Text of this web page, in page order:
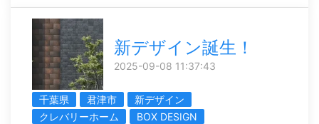
新デザイン誕生！
2025-09-08 11:37:43
千葉県 君津市
新デザイン
クレバリーホーム
BOX DESIGN